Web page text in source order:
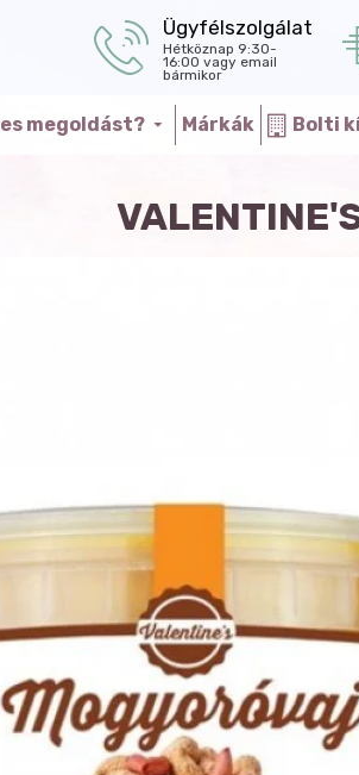
Ügyfélszolgálat
Hétköznap 9:30-
16:00 vagy email
bármikor
megoldást? Márkák Bolti